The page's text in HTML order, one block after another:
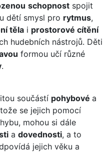
schopnost spojit
u dětí smysl pro rytmus,
těla i prostorové cítění
hudebních nástrojů. Děti
formou učí různé
.
součástí pohybové a
se jejich pomocí
mohou si dále
a dovednosti, a to
jejich věku a